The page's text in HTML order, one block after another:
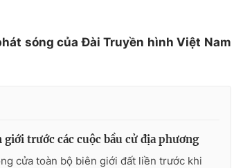
sóng của Đài Truyền hình Việt Nam
giới trước các cuộc bầu cử địa phương
cửa toàn bộ biên giới đất liền trước khi